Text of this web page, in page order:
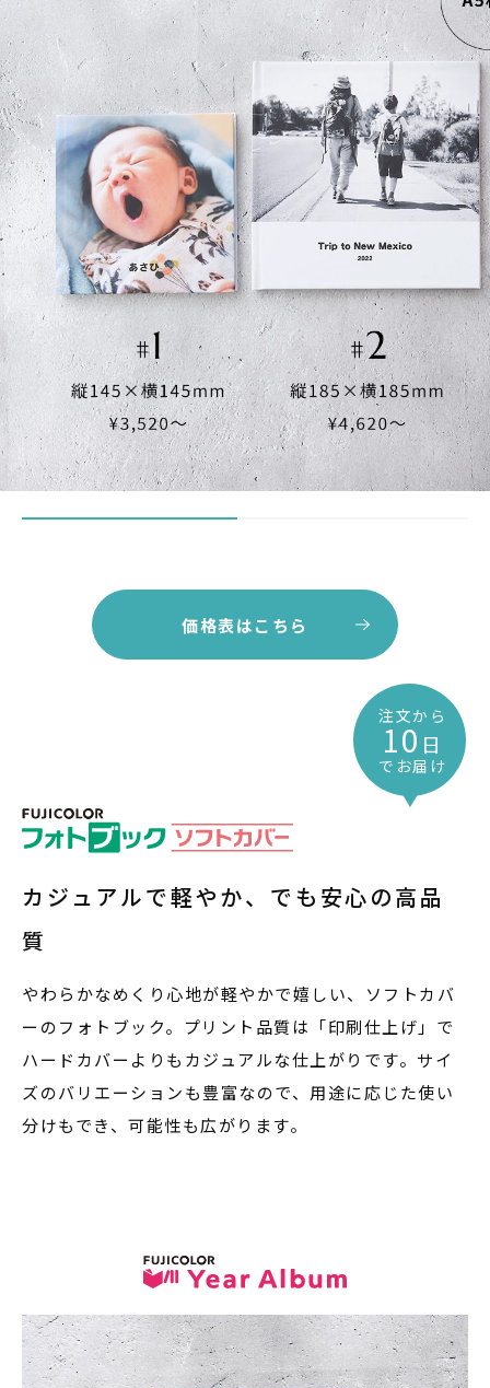
価格表はこちら
注文から
10 日
でお届け
カジュアルで軽やか、でも安心の高品
質
やわらかなめくり心地が軽やかで嬉しい、ソフトカバ
ーのフォトブック。プリント品質は「印刷仕上げ」で
ハードカバーよりもカジュアルな仕上がりです。サイ
ズのバリエーションも豊富なので、用途に応じた使い
分けもでき、可能性も広がります。​